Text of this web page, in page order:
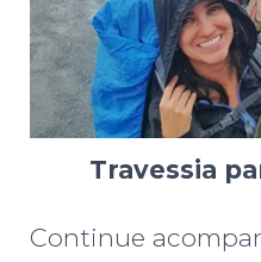
Travessia
Continue